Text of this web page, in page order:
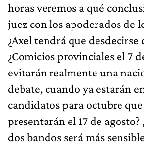
horas veremos a qué
juez con los apoderados de
¿Axel tendrá que desdecirse
¿Comicios provinciales el 7
evitarán realmente una
debate, cuando ya estarán
candidatos para octubre que
presentarán el 17 de agosto?
dos bandos será más